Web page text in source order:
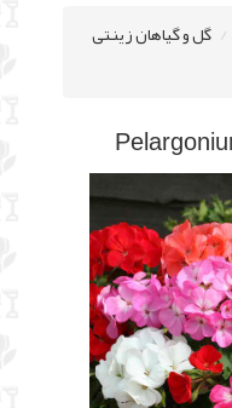
گل و گیاهان زینتی